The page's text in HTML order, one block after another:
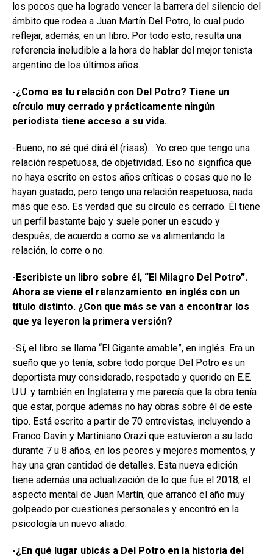
los pocos que ha logrado vencer la barrera del silencio del
ámbito que rodea a Juan Martín Del Potro, lo cual pudo
reflejar, además, en un libro. Por todo esto, resulta una
referencia ineludible a la hora de hablar del mejor tenista
argentino de los últimos años.
-¿Como es tu relación con Del Potro? Tiene un
círculo muy cerrado y prácticamente ningún
periodista tiene acceso a su vida.
-Bueno, no sé qué dirá él (risas)… Yo creo que tengo una
relación respetuosa, de objetividad. Eso no significa que
no haya escrito en estos años críticas o cosas que no le
hayan gustado, pero tengo una relación respetuosa, nada
más que eso. Es verdad que su círculo es cerrado. Él tiene
un perfil bastante bajo y suele poner un escudo y
después, de acuerdo a como se va alimentando la
relación, lo corre o no.
-Escribiste un libro sobre él, “El Milagro Del Potro”.
Ahora se viene el relanzamiento en inglés con un
título distinto. ¿Con que más se van a encontrar los
que ya leyeron la primera versión?
-Sí, el libro se llama “El Gigante amable”, en inglés. Era un
sueño que yo tenía, sobre todo porque Del Potro es un
deportista muy considerado, respetado y querido en E.E.
U.U. y también en Inglaterra y me parecía que la obra tenía
que estar, porque además no hay obras sobre él de este
tipo. Está escrito a partir de 70 entrevistas, incluyendo a
Franco Davin y Martiniano Orazi que estuvieron a su lado
durante 7 u 8 años, en los peores y mejores momentos, y
hay una gran cantidad de detalles. Esta nueva edición
tiene además una actualización de lo que fue el 2018, el
aspecto mental de Juan Martín, que arrancó el año muy
golpeado por cuestiones personales y encontró en la
psicología un nuevo aliado.
-¿En qué lugar ubicás a Del Potro en la historia del